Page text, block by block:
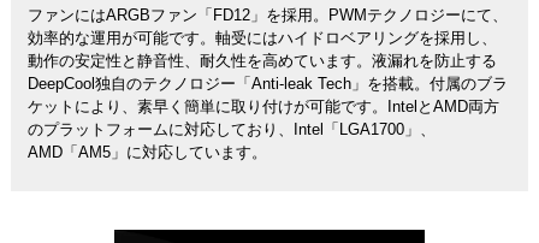
ファンにはARGBファン「FD12」を採用。PWMテクノロジーにて、
効率的な運用が可能です。軸受にはハイドロベアリングを採用し、
動作の安定性と静音性、耐久性を高めています。液漏れを防止する
DeepCool独自のテクノロジー「Anti-leak Tech」を搭載。付属のブラ
ケットにより、素早く簡単に取り付けが可能です。IntelとAMD両方
のプラットフォームに対応しており、Intel「LGA1700」、
AMD「AM5」に対応しています。